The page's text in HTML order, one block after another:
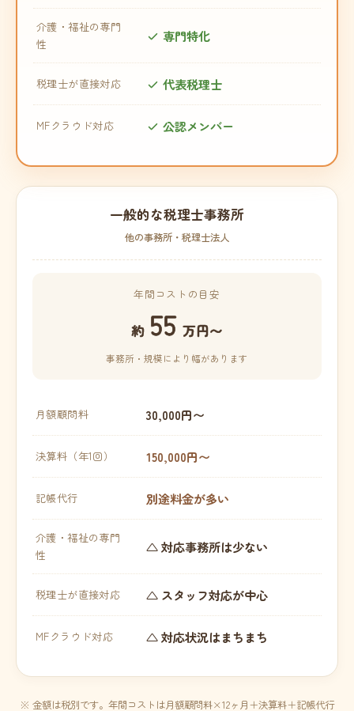
介護・福祉の専門
性
専門特化
税理士が直接対応 代表税理士
MFクラウド対応 公認メンバー
一般的な税理士事務所
他の事務所・税理士法人
年間コストの目安
約 55 万円〜
事務所・規模により幅があります
月額顧問料 30,000円〜
決算料（年1回） 150,000円〜
記帳代行 別途料金が多い
介護・福祉の専門
性
△ 対応事務所は少ない
税理士が直接対応 △ スタッフ対応が中心
MFクラウド対応 △ 対応状況はまちまち
※ 金額は税別です。年間コストは月額顧問料×12ヶ月＋決算料＋記帳代行